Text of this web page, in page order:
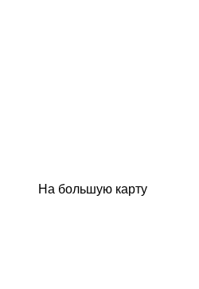
На большую карту